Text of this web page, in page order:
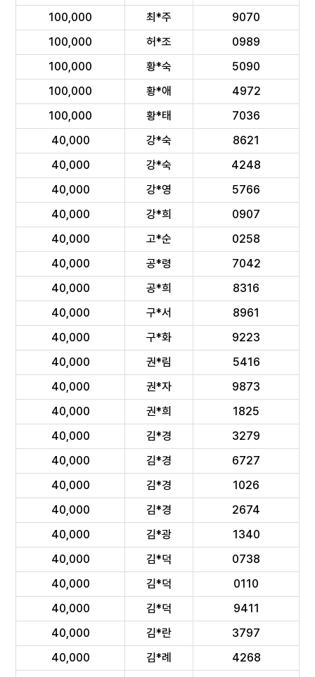
100,000
최*주
9070
100,000
허*조
0989
100,000
황*숙
5090
100,000
황*애
4972
100,000
황*태
7036
40,000
강*숙
8621
40,000
강*숙
4248
40,000
강*영
5766
40,000
강*희
0907
40,000
고*순
0258
40,000
공*령
7042
40,000
공*희
8316
40,000
구*서
8961
40,000
구*화
9223
40,000
권*림
5416
40,000
권*자
9873
40,000
권*희
1825
40,000
김*경
3279
40,000
김*경
6727
40,000
김*경
1026
40,000
김*경
2674
40,000
김*광
1340
40,000
김*덕
0738
40,000
김*덕
0110
40,000
김*덕
9411
40,000
김*란
3797
40,000
김*례
4268